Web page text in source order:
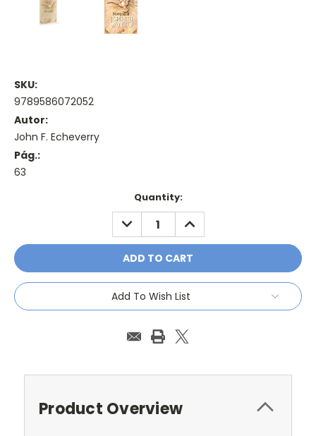
SKU:
9789586072052
Autor:
John F. Echeverry
Pág.:
63
Quantity:
DECREASE
QUANTITY:
INCREASE
QUANTITY:
Add To Wish List
Product Overview